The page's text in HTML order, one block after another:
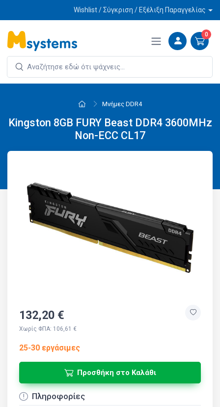
Wishlist / Σύγκριση / Εξέλιξη Παραγγελίας
0
Μνήμες DDR4
Kingston 8GB FURY Beast DDR4 3600MHz
Non-ECC CL17
132,20 €
Χωρίς ΦΠΑ: 106,61 €
25-30 εργάσιμες
Προσθήκη στο Καλάθι
Πληροφορίες